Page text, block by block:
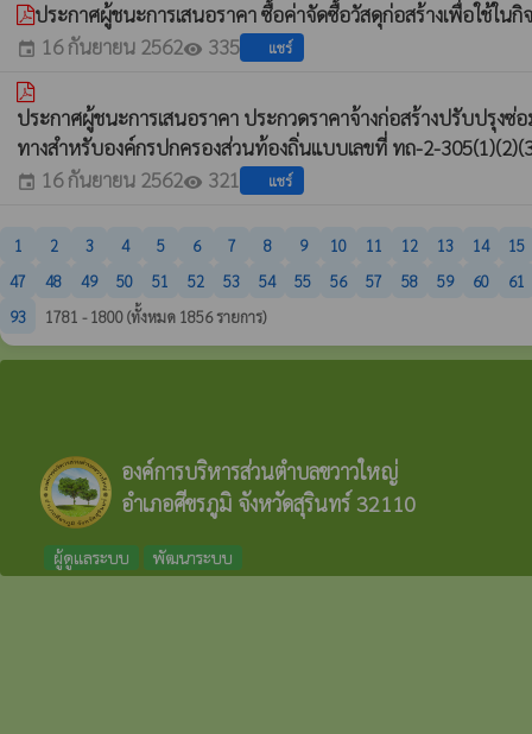
ประกาศผู้ชนะการเสนอราคา ซื้อค่าจัดซื้อวัสดุก่อสร้างเพื่อใช้ใน
event 16 กันยายน 2562visibility 335 แชร์
ประกาศผู้ชนะการเสนอราคา ประกวดราคาจ้างก่อสร้างปรับปรุง
ทางสำหรับองค์กรปกครองส่วนท้องถิ่นแบบเลขที่ ทถ-2-
event 16 กันยายน 2562visibility 321 แชร์
1 2 3 4 5 6 7 8 9 10 11 12 13 14
15
47
48 49 50 51 52 53 54 55 56 57 58 59 60
61
93
1781 - 1800 (ทั้งหมด 1856 รายการ)
องค์การบริหารส่วนตำบลขวาวใหญ่
อำเภอศีขรภูมิ จังหวัดสุรินทร์ 32110
ผู้ดูแลระบบ พัฒนาระบบ